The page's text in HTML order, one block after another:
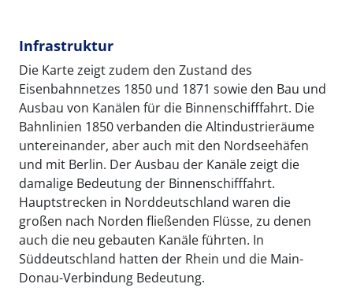
Infrastruktur
Die Karte zeigt zudem den Zustand des
Eisenbahnnetzes 1850 und 1871 sowie den Bau und
Ausbau von Kanälen für die Binnenschifffahrt. Die
Bahnlinien 1850 verbanden die Altindustrieräume
untereinander, aber auch mit den Nordseehäfen
und mit Berlin. Der Ausbau der Kanäle zeigt die
damalige Bedeutung der Binnenschifffahrt.
Hauptstrecken in Norddeutschland waren die
großen nach Norden fließenden Flüsse, zu denen
auch die neu gebauten Kanäle führten. In
Süddeutschland hatten der Rhein und die Main-
Donau-Verbindung Bedeutung.